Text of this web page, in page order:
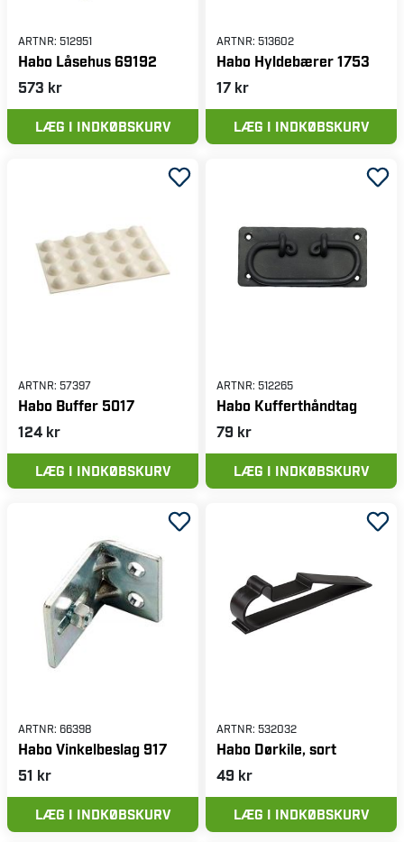
ARTNR: 512951
Habo Låsehus 69192
573 kr
LÆG I INDKØBSKURV
ARTNR: 513602
Habo Hyldebærer 1753
17 kr
LÆG I INDKØBSKURV
ARTNR: 57397
Habo Buffer 5017
124 kr
LÆG I INDKØBSKURV
ARTNR: 512265
Habo Kufferthåndtag
79 kr
LÆG I INDKØBSKURV
ARTNR: 66398
Habo Vinkelbeslag 917
51 kr
LÆG I INDKØBSKURV
ARTNR: 532032
Habo Dørkile, sort
49 kr
LÆG I INDKØBSKURV